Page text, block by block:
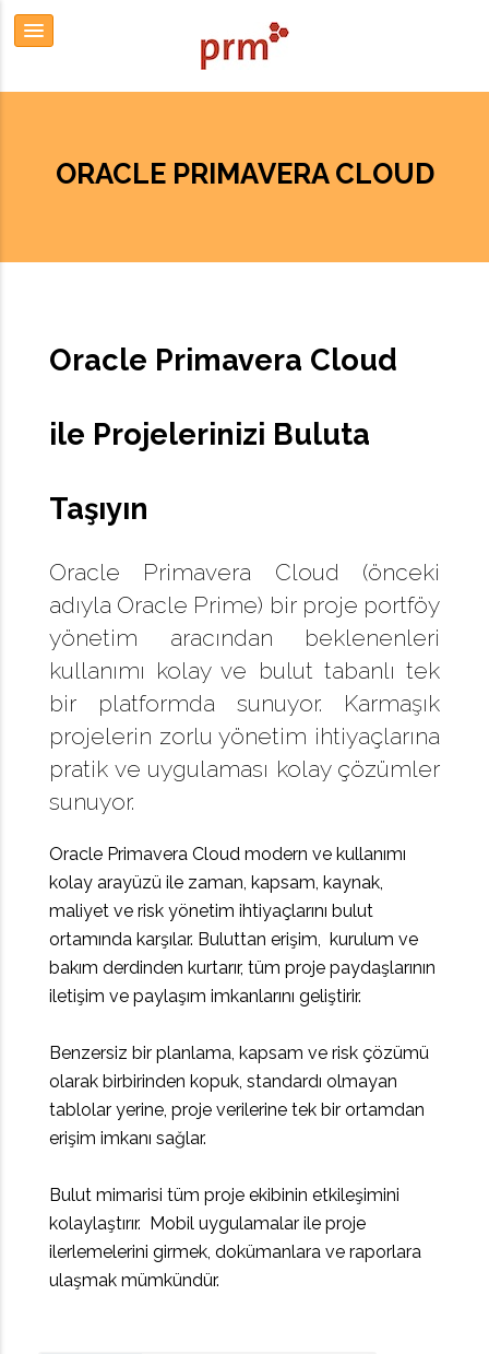
ORACLE PRIMAVERA CLOUD
Oracle Primavera Cloud
ile Projelerinizi Buluta
Taşıyın
Oracle Primavera Cloud (önceki
adıyla Oracle Prime) bir proje portföy
yönetim aracından beklenenleri
kullanımı kolay ve bulut tabanlı tek
bir platformda sunuyor. Karmaşık
projelerin zorlu yönetim ihtiyaçlarına
pratik ve uygulaması kolay çözümler
sunuyor.
Oracle Primavera Cloud modern ve kullanımı
kolay arayüzü ile zaman, kapsam, kaynak,
maliyet ve risk yönetim ihtiyaçlarını bulut
ortamında karşılar. Buluttan erişim, kurulum ve
bakım derdinden kurtarır, tüm proje paydaşlarının
iletişim ve paylaşım imkanlarını geliştirir.
Benzersiz bir planlama, kapsam ve risk çözümü
olarak birbirinden kopuk, standardı olmayan
tablolar yerine, proje verilerine tek bir ortamdan
erişim imkanı sağlar.
Bulut mimarisi tüm proje ekibinin etkileşimini
kolaylaştırır. Mobil uygulamalar ile proje
ilerlemelerini girmek, dokümanlara ve raporlara
ulaşmak mümkündür.